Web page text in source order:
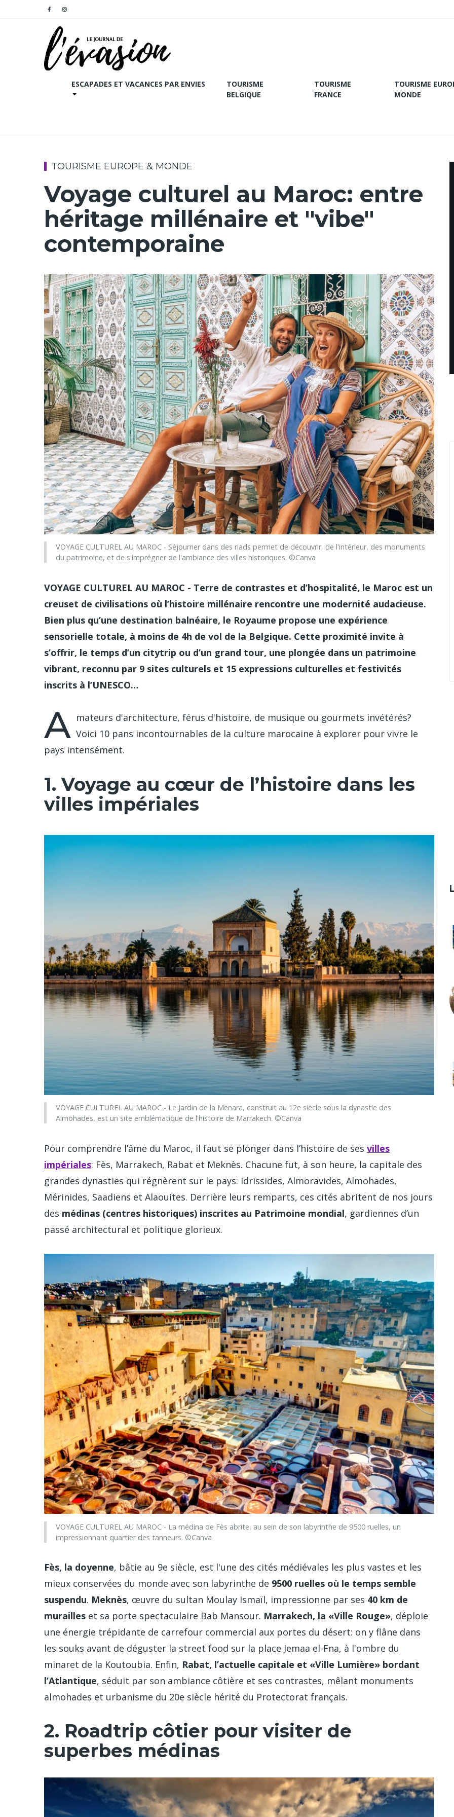
ESCAPADES ET VACANCES PAR ENVIES
TOURISME
BELGIQUE
TOURISME
FRANCE
TOURISME
MONDE
TOURISME EUROPE & MONDE
Voyage culturel au Maroc: entre
héritage millénaire et "vibe"
contemporaine
VOYAGE CULTUREL AU MAROC - Séjourner dans des riads permet de découvrir, de l'intérieur, des monuments
du patrimoine, et de s'imprégner de l'ambiance des villes historiques. ©Canva
VOYAGE CULTUREL AU MAROC - Terre de contrastes et d’hospitalité, le Maroc est un
creuset de civilisations où l’histoire millénaire rencontre une modernité audacieuse.
Bien plus qu’une destination balnéaire, le Royaume propose une expérience
sensorielle totale, à moins de 4h de vol de la Belgique. Cette proximité invite à
s’offrir, le temps d’un citytrip ou d’un grand tour, une plongée dans un patrimoine
vibrant, reconnu par 9 sites culturels et 15 expressions culturelles et festivités
inscrits à l’UNESCO…
A mateurs d'architecture, férus d'histoire, de musique ou gourmets invétérés?
Voici 10 pans incontournables de la culture marocaine à explorer pour vivre le
pays intensément.
1. Voyage au cœur de l’histoire dans les
villes impériales
VOYAGE CULTUREL AU MAROC - Le Jardin de la Menara, construit au 12e siècle sous la dynastie des
Almohades, est un site emblématique de l'histoire de Marrakech. ©Canva
Pour comprendre l’âme du Maroc, il faut se plonger dans l’histoire de ses villes
impériales: Fès, Marrakech, Rabat et Meknès. Chacune fut, à son heure, la capitale des
grandes dynasties qui régnèrent sur le pays: Idrissides, Almoravides, Almohades,
Mérinides, Saadiens et Alaouites. Derrière leurs remparts, ces cités abritent de nos jours
des médinas (centres historiques) inscrites au Patrimoine mondial, gardiennes d’un
passé architectural et politique glorieux.
VOYAGE CULTUREL AU MAROC - La médina de Fès abrite, au sein de son labyrinthe de 9500 ruelles, un
impressionnant quartier des tanneurs. ©Canva
Fès, la doyenne, bâtie au 9e siècle, est l'une des cités médiévales les plus vastes et les
mieux conservées du monde avec son labyrinthe de 9500 ruelles où le temps semble
suspendu. Meknès, œuvre du sultan Moulay Ismaïl, impressionne par ses 40 km de
murailles et sa porte spectaculaire Bab Mansour. Marrakech, la «Ville Rouge», déploie
une énergie trépidante de carrefour commercial aux portes du désert: on y flâne dans
les souks avant de déguster la street food sur la place Jemaa el-Fna, à l'ombre du
minaret de la Koutoubia. Enfin, Rabat, l’actuelle capitale et «Ville Lumière» bordant
l’Atlantique, séduit par son ambiance côtière et ses contrastes, mêlant monuments
almohades et urbanisme du 20e siècle hérité du Protectorat français.
2. Roadtrip côtier pour visiter de
superbes médinas